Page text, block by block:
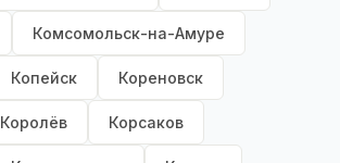
Комсомольск-на-Амуре
Копейск Кореновск
Королёв Корсаков